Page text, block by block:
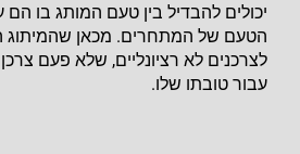
יכולים להבדיל בין טעם המותג בו הם
הטעם של המתחרים. מכאן שהמיתוג
לצרכנים לא רציונליים, שלא פעם צרכן
עבור טובתו שלו.